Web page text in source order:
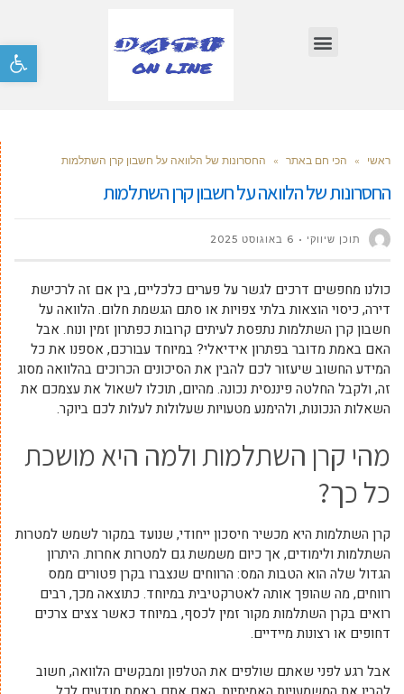
פתח
ראשי » הכי חם באתר » החסרונות של הלוואה על חשבון קרן השתלמות
החסרונות של הלוואה על חשבון קרן השתלמות
תוכן שיווקי 6 באוגוסט 2025
כולנו מחפשים דרכים לגשר על פערים כלכליים, בין אם זה לרכישת
דירה, כיסוי הוצאות בלתי צפויות או סתם הגשמת חלום. הלוואה על
חשבון קרן השתלמות נתפסת לעיתים קרובות כפתרון זמין ונוח. אבל
האם באמת מדובר בפתרון אידיאלי? במיוחד עבורכם, אספנו את כל
המידע החשוב שיעזור לכם להבין את הסיכונים הכרוכים בהלוואה מסוג
זה, ולקבל החלטה פיננסית נכונה. מהיום, תוכלו לשאול את עצמכם את
השאלות הנכונות, ולהימנע מטעויות שעלולות לעלות לכם ביוקר.
מהי קרן השתלמות ולמה היא מושכת
כל כך?
קרן השתלמות היא מכשיר חיסכון ייחודי, שנועד במקור לשמש למטרות
השתלמות ולימודים, אך כיום משמשת גם למטרות אחרות. היתרון
הגדול שלה הוא הטבות המס: הרווחים שנצברו בקרן פטורים ממס
רווחים, מה שהופך אותה לאטרקטיבית במיוחד. כתוצאה מכך, רבים
רואים בקרן השתלמות מקור זמין לכסף, במיוחד כאשר צצים צרכים
דחופים או רצונות מיידיים.
אבל רגע לפני שאתם שולפים את הטלפון ומבקשים הלוואה, חשוב